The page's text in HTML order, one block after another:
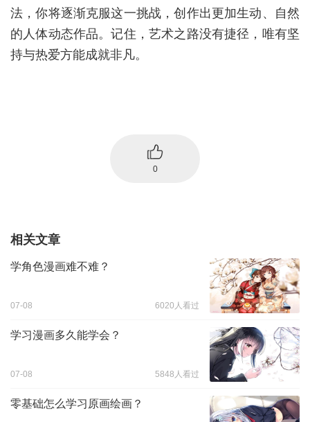
法，你将逐渐克服这一挑战，创作出更加生动、自然
的人体动态作品。记住，艺术之路没有捷径，唯有坚
持与热爱方能成就非凡。
0
相关文章
学角色漫画难不难？
07-08 6020人看过
学习漫画多久能学会？
07-08 5848人看过
零基础怎么学习原画绘画？